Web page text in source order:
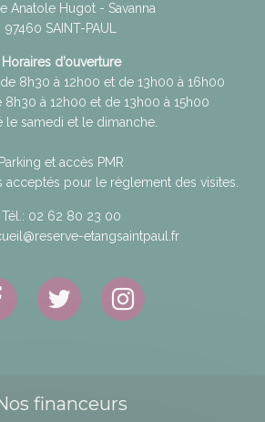
Anatole Hugot - Savanna
97460 SAINT-PAUL
Horaires d’ouverture
8h30 à 12h00 et de 13h00 à 16h00
8h30 à 12h00 et de 13h00 à 15h00
le samedi et le dimanche.
Parking et accès PMR
acceptés pour le règlement des visites.
Tél.: 02 62 80 23 00
etangsaintpaul.fr
financeurs